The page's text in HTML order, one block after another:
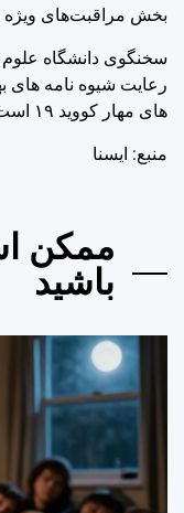
بخش مراقبت‌های ویژه
سخنگوی دانشگاه علوم
رعایت شیوه نامه های
های مهار کووید ۱۹ است.
منبع: ايسنا
ممکن
باشید